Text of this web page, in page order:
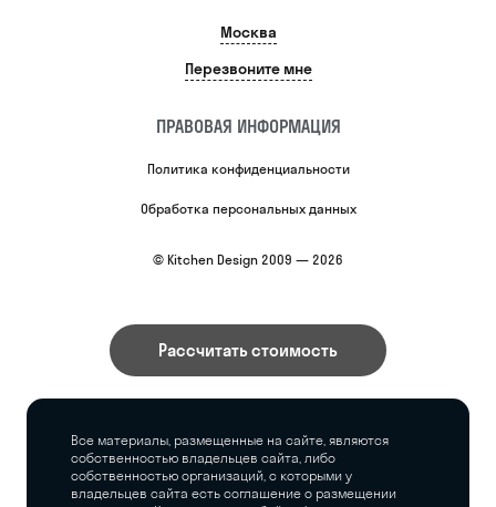
Москва
Перезвоните мне
ПРАВОВАЯ ИНФОРМАЦИЯ
Политика конфиденциальности
Обработка персональных данных
© Kitchen Design 2009 — 2026
Рассчитать стоимость
Все материалы, размещенные на сайте, являются
собственностью владельцев сайта, либо
собственностью организаций, с которыми у
владельцев сайта есть соглашение о размещении